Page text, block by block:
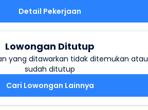
Detail Pekerjaan
Lowongan Ditutup
yang ditawarkan tidak ditemukan atau
sudah ditutup
Cari Lowongan Lainnya